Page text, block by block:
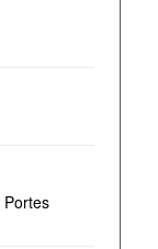
Portes